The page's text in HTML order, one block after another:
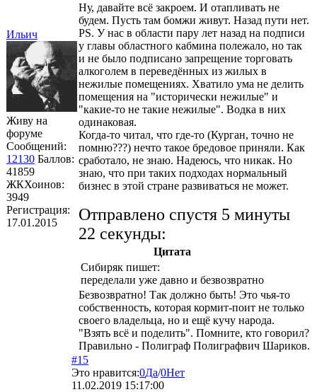
Ильич
Живу на
форуме
Сообщений:
12130 Баллов:
41859
ЖКХоинов:
3949
Регистрация:
17.01.2015
Ну, давайте всё закроем. И отапливать не
будем. Пусть там бомжи живут. Назад пути нет.
PS. У нас в области пару лет назад на подписи
у главы областного кабмина полежало, но так
и не было подписано запрещение торговать
алкоголем в переведённых из жилых в
нежилые помещениях. Хватило ума не делить
помещения на "исторически нежилые" и
"какие-то не такие нежилые". Водка в них
одинаковая.
Когда-то читал, что где-то (Курган, точно не
помню???) нечто такое бредовое приняли. Как
сработало, не знаю. Надеюсь, что никак. Но
знаю, что при таких подходах нормальный
бизнес в этой стране развиваться не может.
Отправлено спустя 5 минуты
22 секунды:
Цитата
Сибиряк пишет:
переделали уже давно и безвозвратно
Безвозвратно! Так должно быть! Это чья-то
собственность, которая кормит-поит не только
своего владельца, но и ещё кучу народа.
"Взять всё и поделить". Помните, кто говорил?
Правильно - Полиграф Полиграфвич Шариков.
#15
Это нравится:0Да/0Нет
11.02.2019 15:17:00